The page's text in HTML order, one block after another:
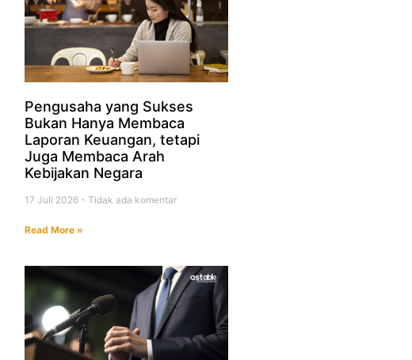
Pengusaha yang Sukses
Bukan Hanya Membaca
Laporan Keuangan, tetapi
Juga Membaca Arah
Kebijakan Negara
17 Juli 2026 Tidak ada komentar
Read More »